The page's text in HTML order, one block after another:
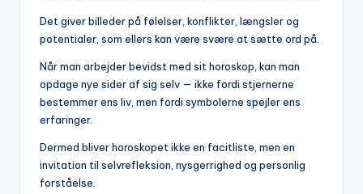
Det giver billeder på følelser, konflikter, længsler og
potentialer, som ellers kan være svære at sætte ord på.
Når man arbejder bevidst med sit horoskop, kan man
opdage nye sider af sig selv — ikke fordi stjernerne
bestemmer ens liv, men fordi symbolerne spejler ens
erfaringer.
Dermed bliver horoskopet ikke en facitliste, men en
invitation til selvrefleksion, nysgerrighed og personlig
forståelse.